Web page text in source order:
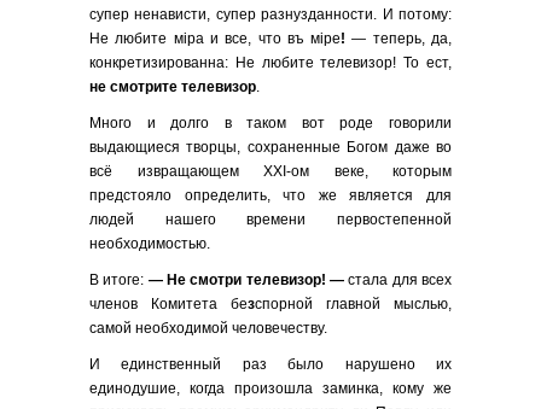
супер ненависти, супер разнузданности. И потому:
Не любите мiра и все, что въ мiре! — теперь, да,
конкретизированна: Не любите телевизор! То ест,
не смотрите телевизор.
Много и долго в таком вот роде говорили
выдающиеся творцы, сохраненные Богом даже во
всё извращающем ХХI-ом веке, которым
предстояло определить, что же является для
людей нашего времени первостепенной
необходимостью.
В итоге: — Не смотри телевизор! —стала для всех
членов Комитета безспорной главной мыслью,
самой необходимой человечеству.
И единственный раз было нарушено их
единодушие, когда произошла заминка, кому же